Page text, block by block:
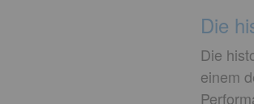
Die
Die
einem